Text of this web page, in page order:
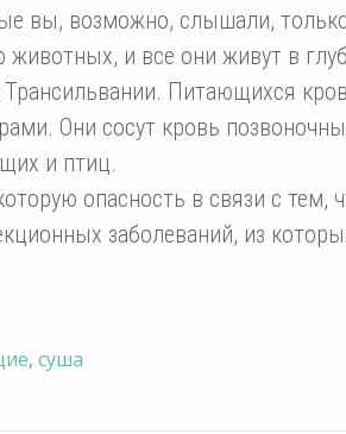
вы, возможно, слышали,
и все они живут в
Питающихся
Они сосут кровь
и птиц.
опасность в связи с тем,
заболеваний, из
, суша